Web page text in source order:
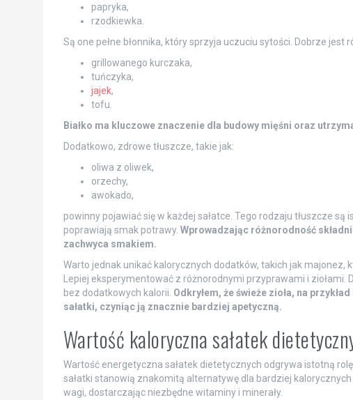
papryka,
rzodkiewka.
Są one pełne błonnika, który sprzyja uczuciu sytości. Dobrze jest
grillowanego kurczaka,
tuńczyka,
jajek,
tofu.
Białko ma kluczowe znaczenie dla budowy mięśni oraz
Dodatkowo, zdrowe tłuszcze, takie jak:
oliwa z oliwek,
orzechy,
awokado,
powinny pojawiać się w każdej sałatce. Tego rodzaju tłuszcze
poprawiają smak potrawy. Wprowadzając różnorodność
zachwyca smakiem.
Warto jednak unikać kalorycznych dodatków, takich jak
Lepiej eksperymentować z różnorodnymi przyprawami i
bez dodatkowych kalorii. Odkryłem, że świeże zioła, na
sałatki, czyniąc ją znacznie bardziej apetyczną.
Wartość kaloryczna sałatek
Wartość energetyczna sałatek dietetycznych odgrywa istotną
sałatki stanowią znakomitą alternatywę dla bardziej
wagi, dostarczając niezbędne witaminy i minerały.